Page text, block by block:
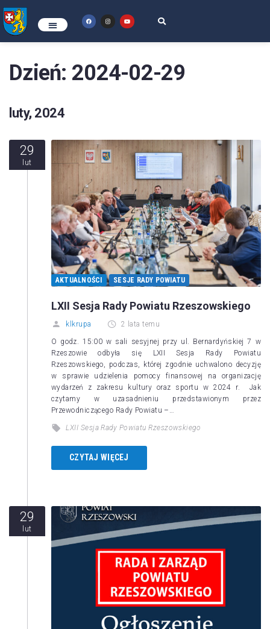
Dzień: 2024-02-29
luty, 2024
29
lut
AKTUALNOŚCI SESJE RADY POWIATU
LXII Sesja Rady Powiatu Rzeszowskiego
klkrupa 2 lata temu
O godz. 15:00 w sali sesyjnej przy ul. Bernardyńskiej 7 w
Rzeszowie odbyła się LXII Sesja Rady Powiatu
Rzeszowskiego, podczas, której zgodnie uchwalono decyzję
w sprawie udzielenia pomocy finansowej na organizację
wydarzeń z zakresu kultury oraz sportu w 2024 r. Jak
czytamy w uzasadnieniu przedstawionym przez
Przewodniczącego Rady Powiatu –…
LXII Sesja Rady Powiatu Rzeszowskiego
CZYTAJ WIĘCEJ
29
lut